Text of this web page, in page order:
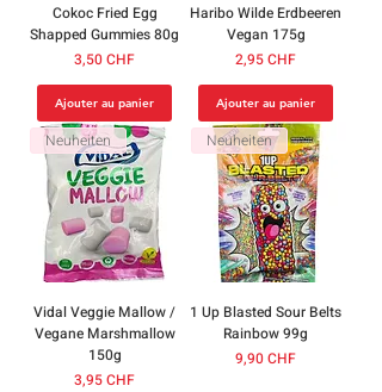
Cokoc Fried Egg
Shapped Gummies 80g
Prix
3,50 CHF
Ajouter au panier
Haribo Wilde Erdbeeren
Vegan 175g
Prix
2,95 CHF
Ajouter au panier
Neuheiten
Vidal Veggie Mallow /
Vegane Marshmallow
150g
Prix
3,95 CHF
Neuheiten
1 Up Blasted Sour Belts
Rainbow 99g
Prix
9,90 CHF